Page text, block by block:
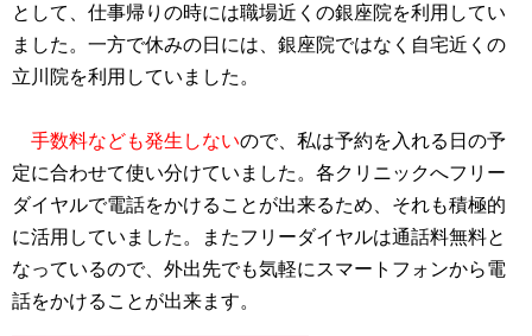
として、仕事帰りの時には職場近くの銀座院を利用してい
ました。一方で休みの日には、銀座院ではなく自宅近くの
立川院を利用していました。
手数料なども発生しないので、私は予約を入れる日の予
定に合わせて使い分けていました。各クリニックへフリー
ダイヤルで電話をかけることが出来るため、それも積極的
に活用していました。またフリーダイヤルは通話料無料と
なっているので、外出先でも気軽にスマートフォンから電
話をかけることが出来ます。